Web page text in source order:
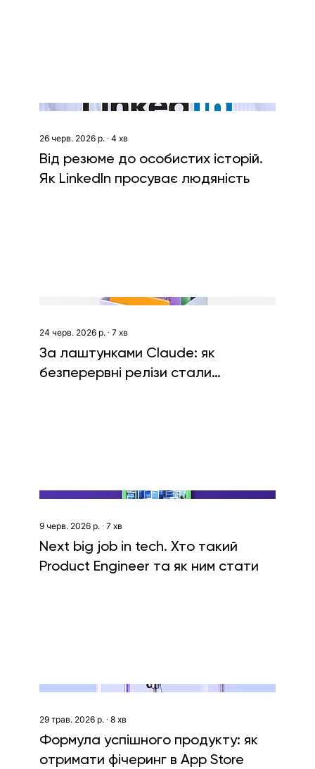
26 черв. 2026 р.∙ 4 хв
Від резюме до особистих історій.
Як LinkedIn просуває людяність
24 черв. 2026 р. ∙ 7 хв
За лаштунками Claude: як
безперервні релізи стали
9 черв. 2026 р.∙ 7 хв
Next big job in tech. Хто такий
Product Engineer та як ним стати
29 трав. 2026 р.∙ 8 хв
Формула успішного продукту: як
отримати фічеринг в App Store